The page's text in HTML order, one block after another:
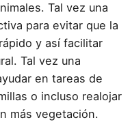
Tal vez una
para evitar que la
y así facilitar
Tal vez una
en tareas de
o incluso realojar
más vegetación.